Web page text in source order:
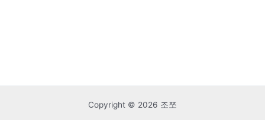
Copyright © 2026 조쪼